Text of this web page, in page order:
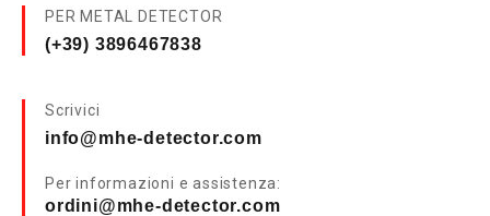
PER METAL DETECTOR
(+39) 3896467838
Scrivici
info@mhe-detector.com
Per informazioni e assistenza:
ordini@mhe-detector.com